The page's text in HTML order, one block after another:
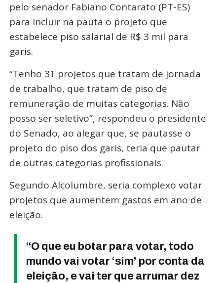
pelo senador Fabiano Contarato (PT-ES)
para incluir na pauta o projeto que
estabelece piso salarial de R$ 3 mil para
garis.
“Tenho 31 projetos que tratam de jornada
de trabalho, que tratam de piso de
remuneração de muitas categorias. Não
posso ser seletivo”, respondeu o presidente
do Senado, ao alegar que, se pautasse o
projeto do piso dos garis, teria que pautar
de outras categorias profissionais.
Segundo Alcolumbre, seria complexo votar
projetos que aumentem gastos em ano de
eleição.
“O que eu botar para votar, todo
mundo vai votar ‘sim’ por conta da
eleição, e vai ter que arrumar dez